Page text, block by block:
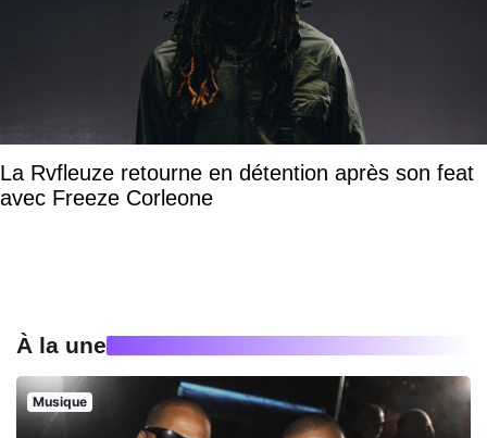
La Rvfleuze retourne en détention après son feat
avec Freeze Corleone
À la une
Musique